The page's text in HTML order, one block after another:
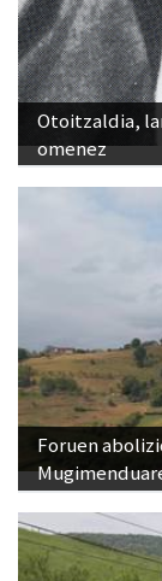
Otoitzaldia,
omenez
Foruen